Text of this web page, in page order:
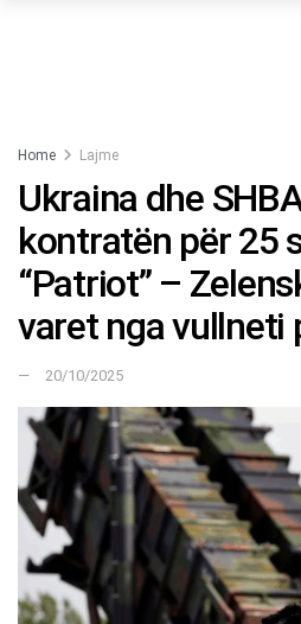
Home Lajme
Ukraina dhe
kontratën për 25
“Patriot” –
varet nga vullneti
20/10/2025